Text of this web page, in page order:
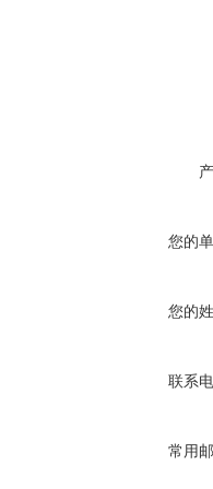
您的
您的
联系
常用